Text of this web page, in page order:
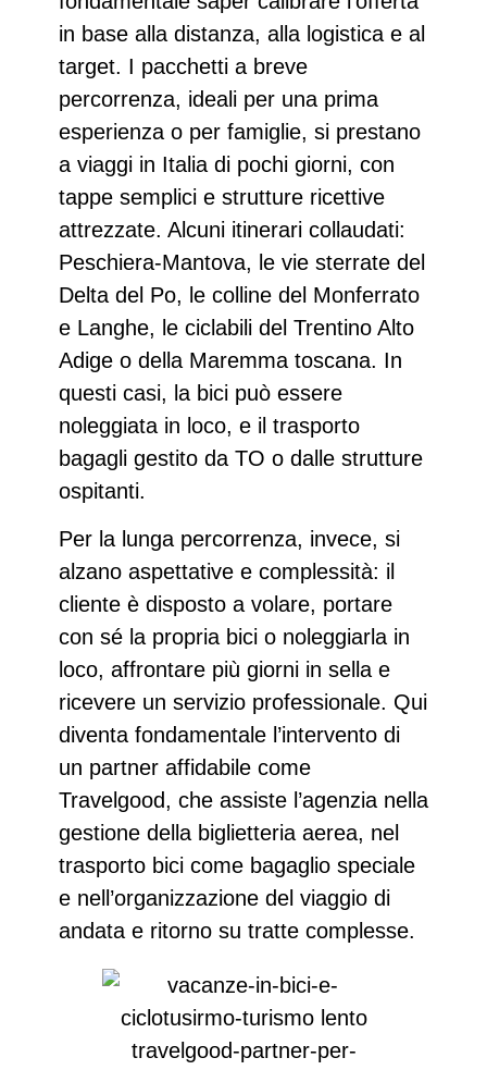
in base alla distanza, alla logistica e al
target. I pacchetti a breve
percorrenza, ideali per una prima
esperienza o per famiglie, si prestano
a viaggi in Italia di pochi giorni, con
tappe semplici e strutture ricettive
attrezzate. Alcuni itinerari collaudati:
Peschiera-Mantova, le vie sterrate del
Delta del Po, le colline del Monferrato
e Langhe, le ciclabili del Trentino Alto
Adige o della Maremma toscana. In
questi casi, la bici può essere
noleggiata in loco, e il trasporto
bagagli gestito da TO o dalle strutture
ospitanti.
Per la lunga percorrenza, invece, si
alzano aspettative e complessità: il
cliente è disposto a volare, portare
con sé la propria bici o noleggiarla in
loco, affrontare più giorni in sella e
ricevere un servizio professionale. Qui
diventa fondamentale l’intervento di
un partner affidabile come
Travelgood, che assiste l’agenzia nella
gestione della biglietteria aerea, nel
trasporto bici come bagaglio speciale
e nell’organizzazione del viaggio di
andata e ritorno su tratte complesse.